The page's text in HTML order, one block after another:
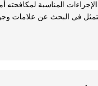
المناسبة لمكافحته
في البحث عن علامات